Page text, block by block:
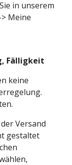
in unserem
Meine
Fälligkeit
keine
Versand
gestaltet